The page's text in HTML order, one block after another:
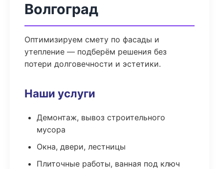
Волгоград
Оптимизируем смету по фасады и
утепление — подберём решения без
потери долговечности и эстетики.
Наши услуги
Демонтаж, вывоз строительного
мусора
Окна, двери, лестницы
Плиточные работы, ванная под ключ